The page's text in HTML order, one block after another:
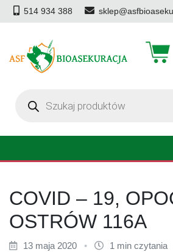
514 934 388
produktów
COVID – 19,
OSTRÓW 116A
13 maja 2020 • 1 min czytania